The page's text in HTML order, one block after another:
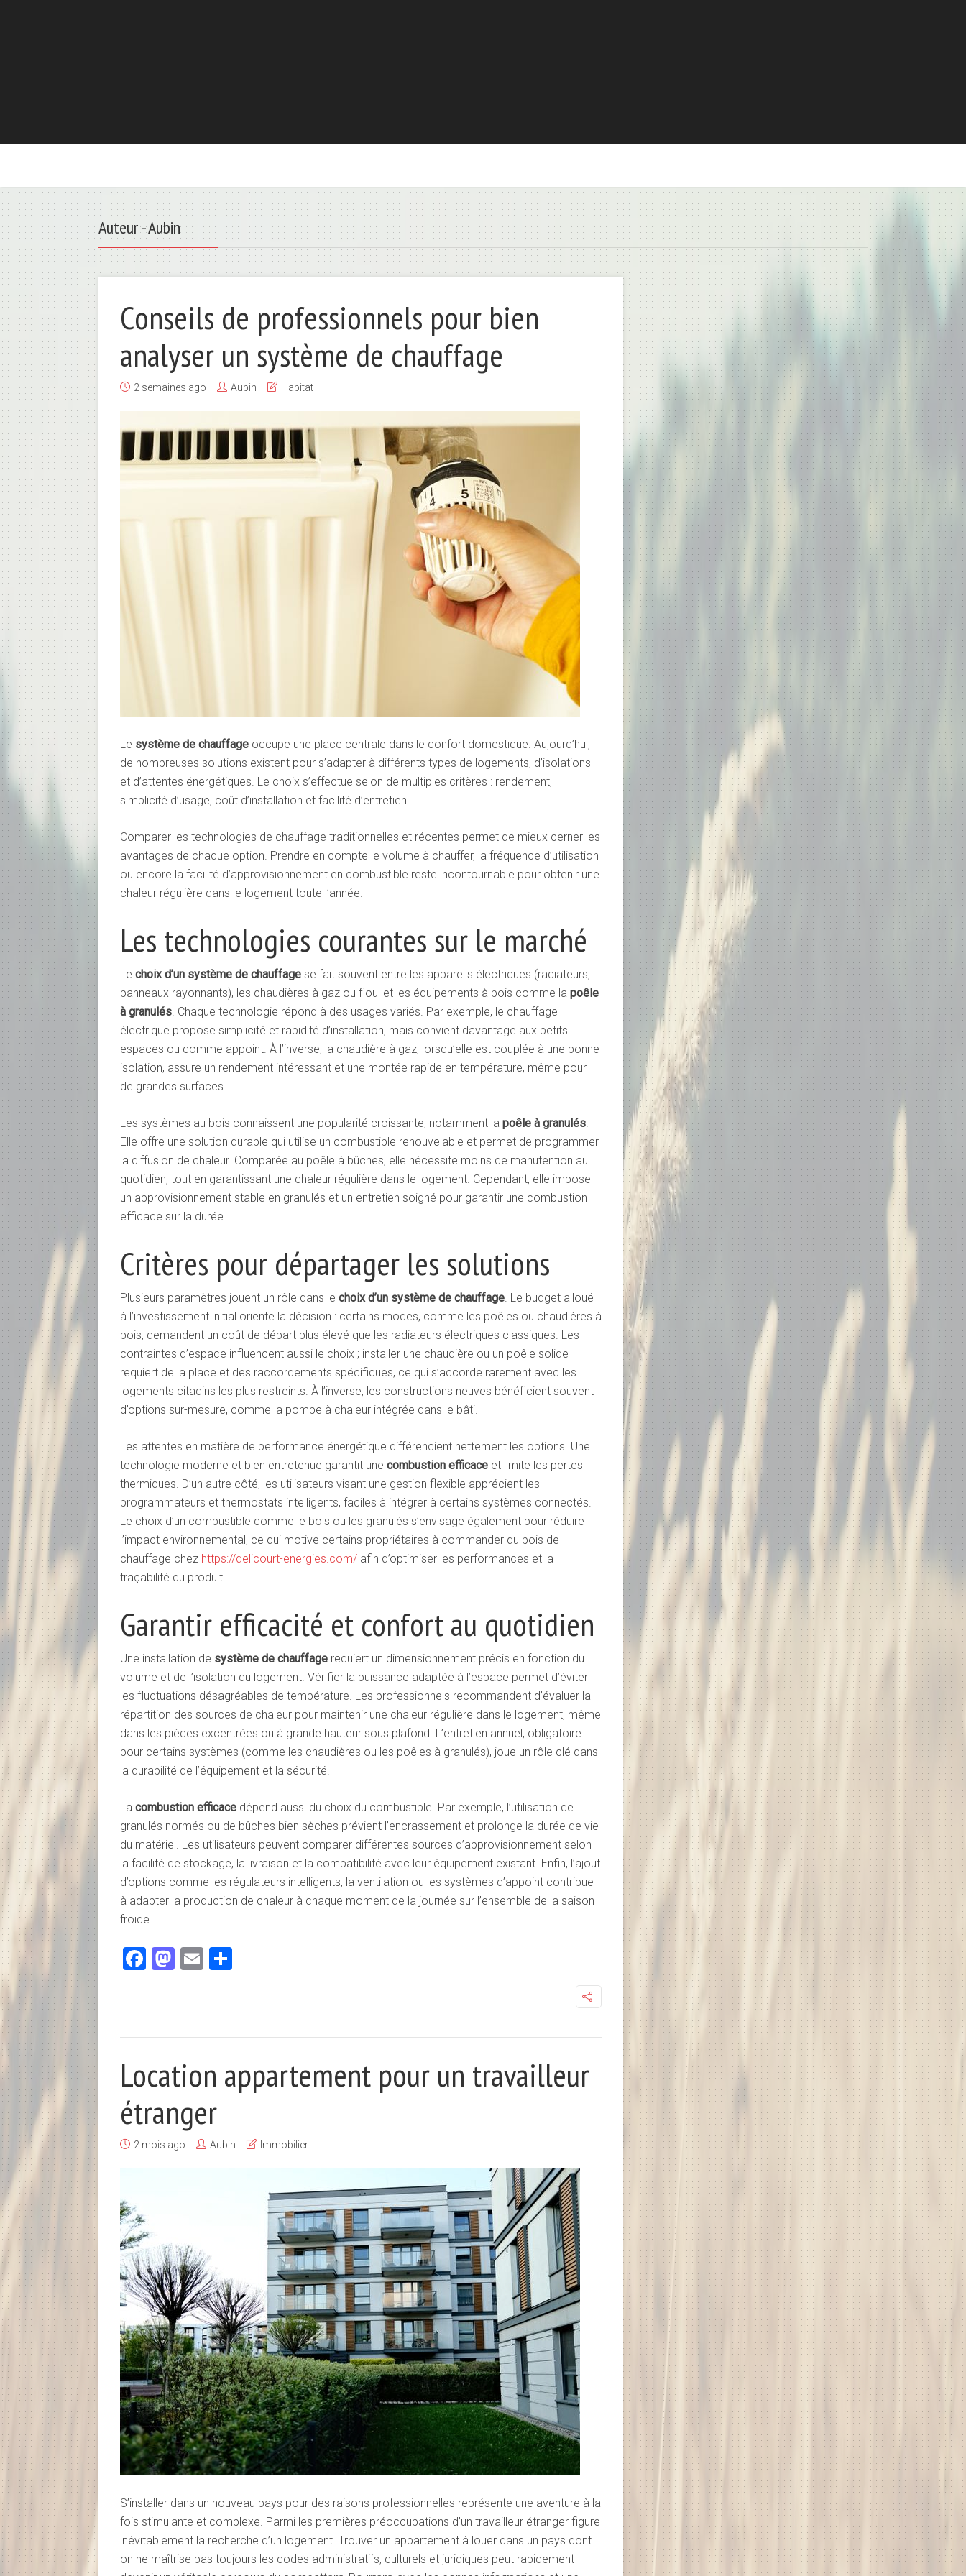
Auteur - Aubin
Conseils de professionnels pour bien
analyser un système de chauffage
2 semaines ago Aubin Habitat
Le système de chauffage occupe une place centrale dans le confort domestique. Aujourd’hui,
de nombreuses solutions existent pour s’adapter à différents types de logements, d’isolations
et d’attentes énergétiques. Le choix s’effectue selon de multiples critères : rendement,
simplicité d’usage, coût d’installation et facilité d’entretien.
Comparer les technologies de chauffage traditionnelles et récentes permet de mieux cerner les
avantages de chaque option. Prendre en compte le volume à chauffer, la fréquence d’utilisation
ou encore la facilité d’approvisionnement en combustible reste incontournable pour obtenir une
chaleur régulière dans le logement toute l’année.
Les technologies courantes sur le marché
Le choix d’un système de chauffage se fait souvent entre les appareils électriques (radiateurs,
panneaux rayonnants), les chaudières à gaz ou fioul et les équipements à bois comme la poêle
à granulés. Chaque technologie répond à des usages variés. Par exemple, le chauffage
électrique propose simplicité et rapidité d’installation, mais convient davantage aux petits
espaces ou comme appoint. À l’inverse, la chaudière à gaz, lorsqu’elle est couplée à une bonne
isolation, assure un rendement intéressant et une montée rapide en température, même pour
de grandes surfaces.
Les systèmes au bois connaissent une popularité croissante, notamment la poêle à granulés.
Elle offre une solution durable qui utilise un combustible renouvelable et permet de programmer
la diffusion de chaleur. Comparée au poêle à bûches, elle nécessite moins de manutention au
quotidien, tout en garantissant une chaleur régulière dans le logement. Cependant, elle impose
un approvisionnement stable en granulés et un entretien soigné pour garantir une combustion
efficace sur la durée.
Critères pour départager les solutions
Plusieurs paramètres jouent un rôle dans le choix d’un système de chauffage. Le budget alloué
à l’investissement initial oriente la décision : certains modes, comme les poêles ou chaudières à
bois, demandent un coût de départ plus élevé que les radiateurs électriques classiques. Les
contraintes d’espace influencent aussi le choix ; installer une chaudière ou un poêle solide
requiert de la place et des raccordements spécifiques, ce qui s’accorde rarement avec les
logements citadins les plus restreints. À l’inverse, les constructions neuves bénéficient souvent
d’options sur-mesure, comme la pompe à chaleur intégrée dans le bâti.
Les attentes en matière de performance énergétique différencient nettement les options. Une
technologie moderne et bien entretenue garantit une combustion efficace et limite les pertes
thermiques. D’un autre côté, les utilisateurs visant une gestion flexible apprécient les
programmateurs et thermostats intelligents, faciles à intégrer à certains systèmes connectés.
Le choix d’un combustible comme le bois ou les granulés s’envisage également pour réduire
l’impact environnemental, ce qui motive certains propriétaires à commander du bois de
chauffage chez https://delicourt-energies.com/ afin d’optimiser les performances et la
traçabilité du produit.
Garantir efficacité et confort au quotidien
Une installation de système de chauffage requiert un dimensionnement précis en fonction du
volume et de l’isolation du logement. Vérifier la puissance adaptée à l’espace permet d’éviter
les fluctuations désagréables de température. Les professionnels recommandent d’évaluer la
répartition des sources de chaleur pour maintenir une chaleur régulière dans le logement, même
dans les pièces excentrées ou à grande hauteur sous plafond. L’entretien annuel, obligatoire
pour certains systèmes (comme les chaudières ou les poêles à granulés), joue un rôle clé dans
la durabilité de l’équipement et la sécurité.
La combustion efficace dépend aussi du choix du combustible. Par exemple, l’utilisation de
granulés normés ou de bûches bien sèches prévient l’encrassement et prolonge la durée de vie
du matériel. Les utilisateurs peuvent comparer différentes sources d’approvisionnement selon
la facilité de stockage, la livraison et la compatibilité avec leur équipement existant. Enfin, l’ajout
d’options comme les régulateurs intelligents, la ventilation ou les systèmes d’appoint contribue
à adapter la production de chaleur à chaque moment de la journée sur l’ensemble de la saison
froide.
Facebook
Mastodon
Email
Location appartement pour un travailleur
étranger
2 mois ago Aubin Immobilier
S’installer dans un nouveau pays pour des raisons professionnelles représente une aventure à la
fois stimulante et complexe. Parmi les premières préoccupations d’un travailleur étranger figure
inévitablement la recherche d’un logement. Trouver un appartement à louer dans un pays dont
on ne maîtrise pas toujours les codes administratifs, culturels et juridiques peut rapidement